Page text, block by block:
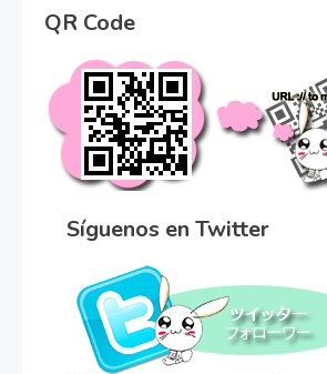
QR Code
Síguenos en Twitter